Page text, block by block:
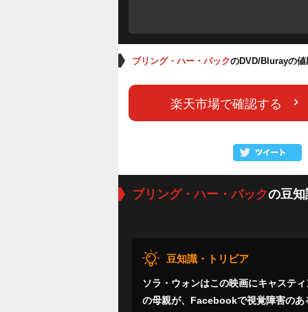
ブリング・ハー・バックのDVD/Blurayの値
楽天市場で確認する
ブリング・ハー・バックの豆
豆知識・トリビア
ソラ・ウォンはこの映画にキャステ
の母親が、Facebookで視覚障害のあ